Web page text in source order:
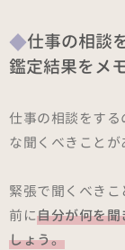
仕事の相談
鑑定結果をメ
仕事の相談をす
な聞くべきことが
緊張で聞くべき
前に自分が何を
しょう。